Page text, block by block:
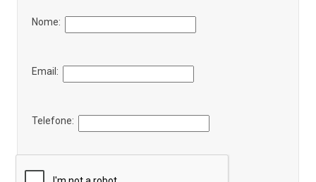
Nome:
Email:
Telefone: